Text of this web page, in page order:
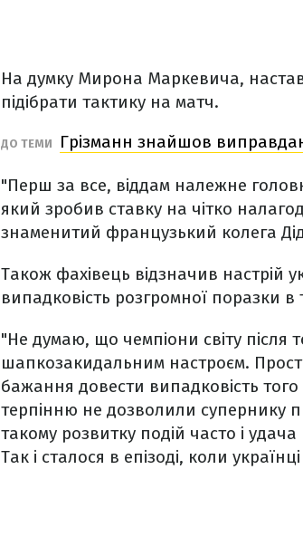
На думку Мирона Маркевича,
підібрати тактику на матч.
ДО ТЕМИ Грізманн знайшов
"Перш за все, віддам належне
який зробив ставку на чітко
знаменитий французький колега
Також фахівець відзначив настрій
випадковість розгромної поразки
"Не думаю, що чемпіони світу після
шапкозакидальним настроєм.
бажання довести випадковість того
терпінню не дозволили супернику
такому розвитку подій часто і
Так і сталося в епізоді, коли